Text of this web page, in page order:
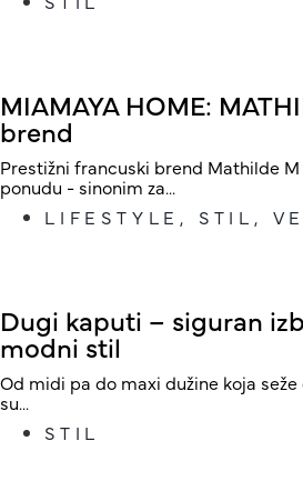
MIAMAYA HOME:
brend
Prestižni francuski brend Mathilde
ponudu - sinonim za...
LIFESTYLE , STIL ,
Dugi kaputi – siguran
modni stil
Od midi pa do maxi dužine koja
su...
STIL